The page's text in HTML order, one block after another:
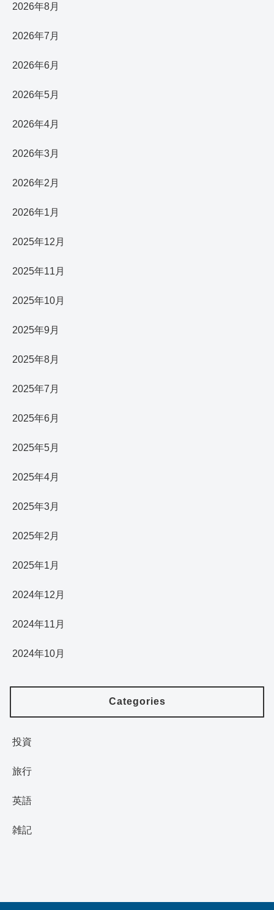
2026年8月
2026年7月
2026年6月
2026年5月
2026年4月
2026年3月
2026年2月
2026年1月
2025年12月
2025年11月
2025年10月
2025年9月
2025年8月
2025年7月
2025年6月
2025年5月
2025年4月
2025年3月
2025年2月
2025年1月
2024年12月
2024年11月
2024年10月
Categories
投資
旅行
英語
雑記